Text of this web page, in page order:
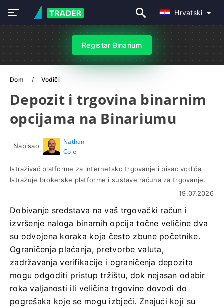
Hrvatski
Registar Binarium
Dom Vodiči
Depozit i trgovina binarnim
opcijama na Binariumu
Napisao
Nathan
Cole
Istraživač platforme za internetsko trgovanje i pisac vodiča
Istražuje brokerske platforme i sustave računa za trgovanje.
19.07.2026
Dobivanje sredstava na vaš trgovački račun i
izvršenje naloga binarnih opcija točne veličine dva
su odvojena koraka koja često zbune početnike.
Ograničenja plaćanja, pretvorbe valuta,
zadržavanja verifikacije i ograničenja depozita
mogu odgoditi pristup tržištu, dok nejasan odabir
roka valjanosti ili veličina trgovine dovodi do
pogrešaka koje se mogu izbjeći. Znajući koji su